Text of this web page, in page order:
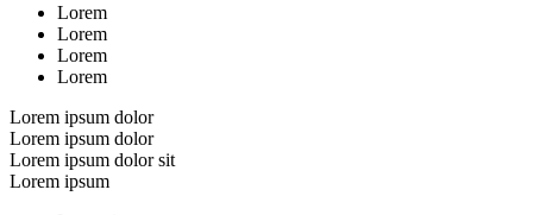
Lorem
Lorem
Lorem
Lorem
Lorem ipsum dolor
Lorem ipsum dolor
Lorem ipsum dolor sit
Lorem ipsum